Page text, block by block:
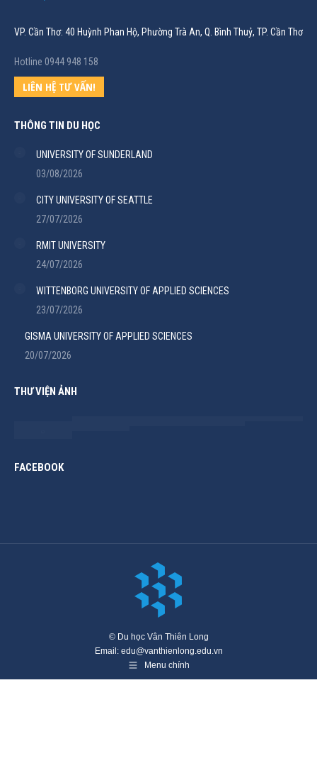
VP. Cần Thơ: 40 Huỳnh Phan Hộ, Phường Trà An, Q. Bình Thuỷ, TP. Cần Thơ
Hotline 0944 948 158
LIÊN HỆ TƯ VẤN!
THÔNG TIN DU HỌC
UNIVERSITY OF SUNDERLAND
03/08/2026
CITY UNIVERSITY OF SEATTLE
27/07/2026
RMIT UNIVERSITY
24/07/2026
WITTENBORG UNIVERSITY OF APPLIED SCIENCES
23/07/2026
GISMA UNIVERSITY OF APPLIED SCIENCES
20/07/2026
THƯ VIỆN ẢNH
FACEBOOK
© Du học Vân Thiên Long
Email: edu@vanthienlong.edu.vn
Menu chính